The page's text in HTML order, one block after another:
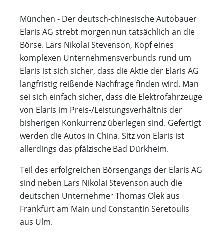
München - Der deutsch-chinesische Autobauer
Elaris AG strebt morgen nun tatsächlich an die
Börse. Lars Nikolai Stevenson, Kopf eines
komplexen Unternehmensverbunds rund um
Elaris ist sich sicher, dass die Aktie der Elaris AG
langfristig reißende Nachfrage finden wird. Man
sei sich einfach sicher, dass die Elektrofahrzeuge
von Elaris im Preis-/Leistungsverhältnis der
bisherigen Konkurrenz überlegen sind. Gefertigt
werden die Autos in China. Sitz von Elaris ist
allerdings das pfälzische Bad Dürkheim.
Teil des erfolgreichen Börsengangs der Elaris AG
sind neben Lars Nikolai Stevenson auch die
deutschen Unternehmer Thomas Olek aus
Frankfurt am Main und Constantin Seretoulis
aus Ulm.